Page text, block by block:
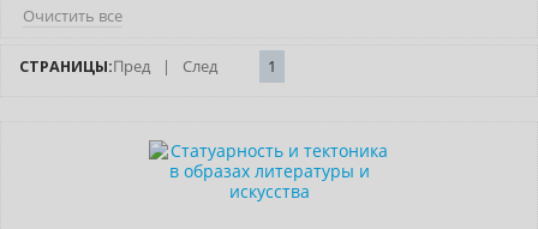
Очистить все
СТРАНИЦЫ:Пред | След 1